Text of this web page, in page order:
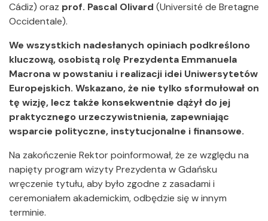
Cádiz) oraz prof. Pascal Olivard (Université de Bretagne
Occidentale).
We wszystkich nadesłanych opiniach podkreślono
kluczową, osobistą rolę Prezydenta Emmanuela
Macrona w powstaniu i realizacji idei Uniwersytetów
Europejskich. Wskazano, że nie tylko sformułował on
tę wizję, lecz także konsekwentnie dążył do jej
praktycznego urzeczywistnienia, zapewniając
wsparcie polityczne, instytucjonalne i finansowe.
Na zakończenie Rektor poinformował, że ze względu na
napięty program wizyty Prezydenta w Gdańsku
wręczenie tytułu, aby było zgodne z zasadami i
ceremoniałem akademickim, odbędzie się w innym
terminie.